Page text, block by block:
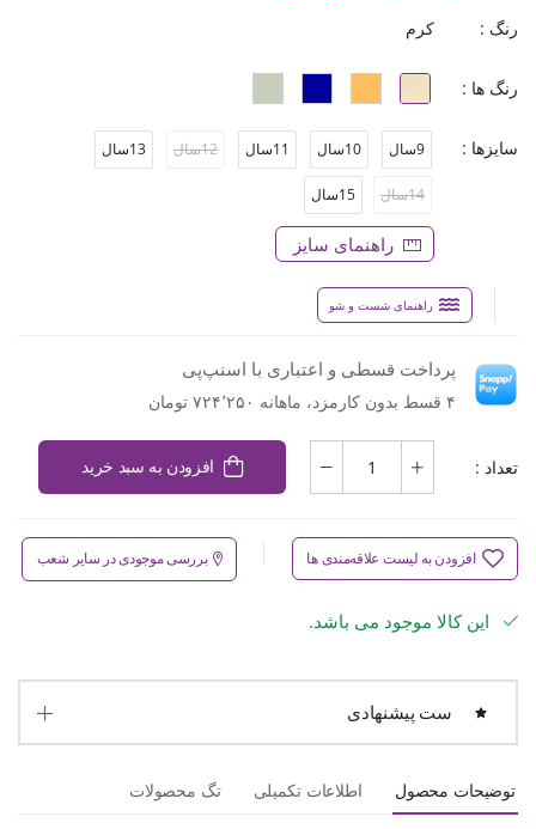
رنگ : کرم
رنگ ها :
سایزها : 9سال 10سال 11سال 12سال 13سال
14سال 15سال
راهنمای سایز
راهنمای شست و شو
پرداخت قسطی و اعتباری با اسنپ‌پی
۴ قسط بدون کارمزد، ماهانه ۷۲۴٬۲۵۰ تومان
تعداد : افزودن به سبد خرید
افزودن به لیست علاقه‌مندی ها بررسی موجودی در سایر شعب
این کالا موجود می باشد.
ست پیشنهادی
توضیحات محصول اطلاعات تکمیلی تگ محصولات